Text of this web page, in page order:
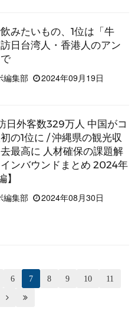
みたいもの、1位は「牛
日台湾人・香港人のアン
編集部
2024年09月19日
日外客数329万人 中国がコ
の1位に / 沖縄県の観光収
最高に 人材確保の課題解
ンバウンドまとめ 2024年
】
編集部
2024年08月30日
6 7 8 9 10 11
 